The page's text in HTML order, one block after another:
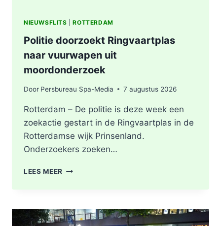
NIEUWSFLITS |ROTTERDAM
Politie doorzoekt Ringvaartplas
naar vuurwapen uit
moordonderzoek
Door Persbureau Spa-Media 7 augustus 2026
Rotterdam – De politie is deze week een
zoekactie gestart in de Ringvaartplas in de
Rotterdamse wijk Prinsenland.
Onderzoekers zoeken…
LEES MEER POLITIE
VUURWAPEN
UIT